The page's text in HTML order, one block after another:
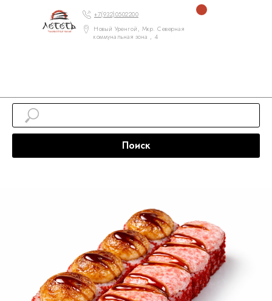
+7(932)0502200
Новый Уренгой, Мкр. Северная
коммунальная зона , 4
Поиск